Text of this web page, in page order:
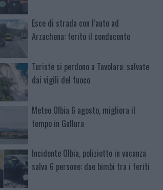
Esce di strada con l’auto ad
Arzachena: ferito il conducente
Turiste si perdono a Tavolara: salvate
dai vigili del fuoco
Meteo Olbia 6 agosto, migliora il
tempo in Gallura
Incidente Olbia, poliziotto in vacanza
salva 6 persone: due bimbi tra i feriti